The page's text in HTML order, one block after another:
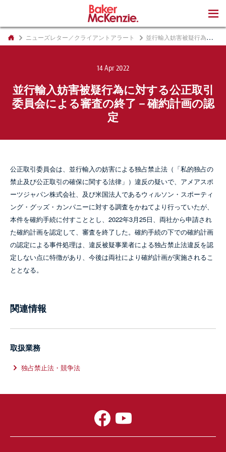
ニューズレター／クライアントアラート 並行輸入妨害被疑行為に対する公正取引委員会による審査の終了－確約計画の認定
14 Apr 2022
並行輸入妨害被疑行為に対する公正取引
委員会による審査の終了－確約計画の認
定
公正取引委員会は、並行輸入の妨害による独占禁止法（「私的独占の
禁止及び公正取引の確保に関する法律」）違反の疑いで、アメアスポ
ーツジャパン株式会社、及び米国法人であるウィルソン・スポーティ
ング・グッズ・カンパニーに対する調査をかねてより行っていたが、
本件を確約手続に付すこととし、2022年3月25日、両社から申請され
た確約計画を認定して、審査を終了した。確約手続の下での確約計画
の認定による事件処理は、違反被疑事業者による独占禁止法違反を認
定しない点に特徴があり、今後は両社により確約計画が実施されるこ
ととなる。
関連情報
取扱業務
独占禁止法・競争法